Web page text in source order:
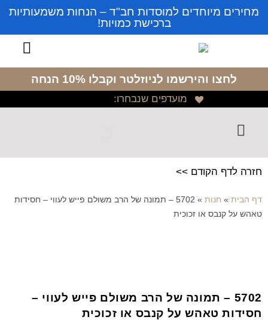
מחירים מיוחדים למוסדות חב"ד – הנחות משמעותיות
ברכישת כמויות!
לחצו והירשמו לניוזלטר וקבלו 10% הנחה
מועדפים שנבחרו:
חזרה לדף הקודם >>
דף הבית » חנות »
5702 – תמונה של הרב משולם פייש לעווי – חסידות
טאהש על קנבס או זכוכית
5702 – תמונה של הרב משולם פייש לעווי –
חסידות טאהש על קנבס או זכוכית